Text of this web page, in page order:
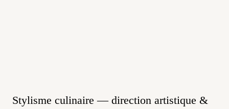
Stylisme culinaire — direction artistique &